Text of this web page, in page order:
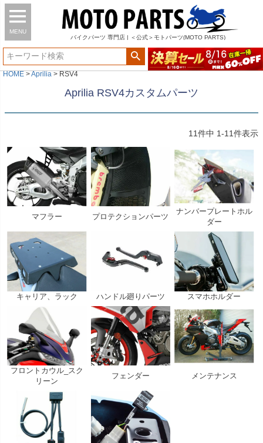
MENU
バイク パーツ 専門店 | ＜公式＞モトパーツ(MOTO PARTS)
HOME Aprilia RSV4
Aprilia RSV4カスタムパーツ
11件中 1-11件表示
マフラー プロテクションパーツ
ナンバープレートホル
ダー
キャリア、ラック ハンドル廻りパーツ スマホホルダー
フロントカウル_スク
リーン
フェンダー メンテナンス